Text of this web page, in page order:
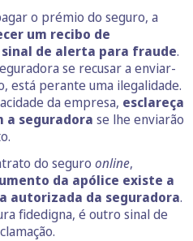
o prémio do seguro, a
um recibo de
de alerta para fraude.
se recusar a enviar-
está perante uma ilegalidade.
da empresa, esclareça
a seguradora se lhe enviarão
do seguro online,
da apólice existe a
autorizada da seguradora.
fidedigna, é outro sinal de